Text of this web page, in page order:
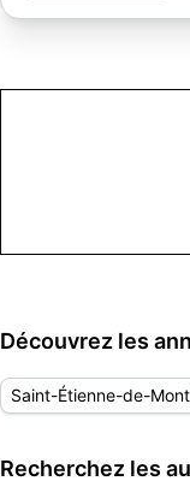
Découvrez les
Saint-Étienne-de-
Recherchez les